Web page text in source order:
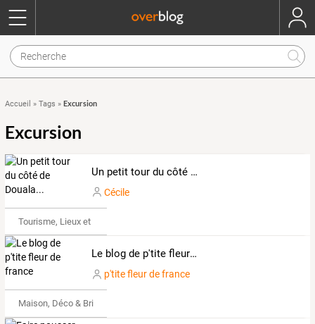
Accueil » Tags » Excursion
Excursion
Un petit tour du côté de Douala...
Cécile
Tourisme, Lieux et Événements
Le blog de p'tite fleur de france
p'tite fleur de france
Maison, Déco & Bricolage